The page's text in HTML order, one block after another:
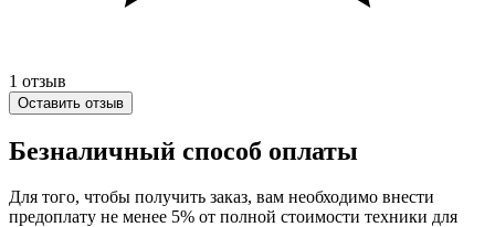
1 отзыв
Оставить отзыв
Безналичный способ оплаты
Для того, чтобы получить заказ, вам необходимо внести
предоплату не менее 5% от полной стоимости техники для